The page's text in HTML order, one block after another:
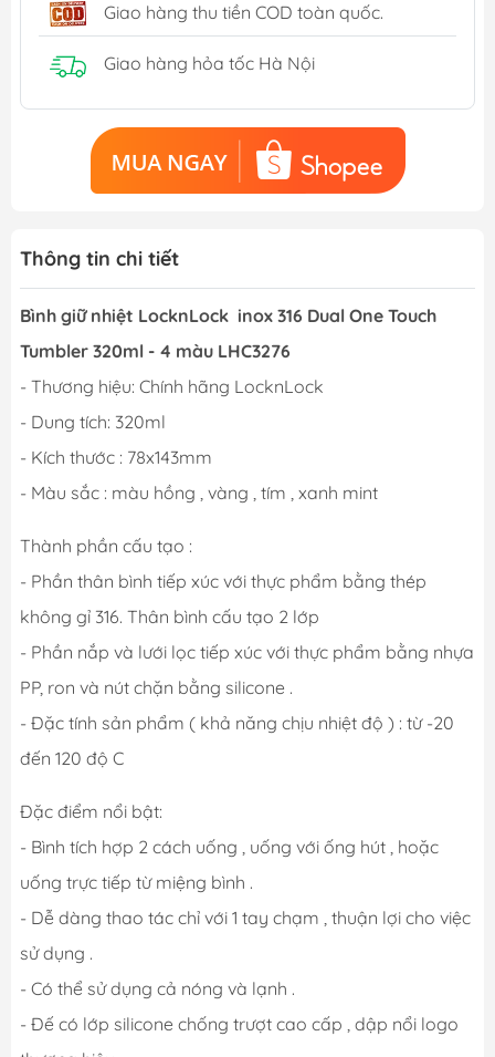
Giao hàng thu tiền COD toàn quốc.
Giao hàng hỏa tốc Hà Nội
Thông tin chi tiết
Bình giữ nhiệt LocknLock inox 316 Dual One Touch
Tumbler 320ml - 4 màu LHC3276
- Thương hiệu: Chính hãng LocknLock
- Dung tích: 320ml
- Kích thước : 78x143mm
- Màu sắc : màu hồng , vàng , tím , xanh mint
Thành phần cấu tạo :
- Phần thân bình tiếp xúc với thực phẩm bằng thép
không gỉ 316. Thân bình cấu tạo 2 lớp
- Phần nắp và lưới lọc tiếp xúc với thực phẩm bằng nhựa
PP, ron và nút chặn bằng silicone .
- Đặc tính sản phẩm ( khả năng chịu nhiệt độ ) : từ -20
đến 120 độ C
Đặc điểm nổi bật:
- Bình tích hợp 2 cách uống , uống với ống hút , hoặc
uống trực tiếp từ miệng bình .
- Dễ dàng thao tác chỉ với 1 tay chạm , thuận lợi cho việc
sử dụng .
- Có thể sử dụng cả nóng và lạnh .
- Đế có lớp silicone chống trượt cao cấp , dập nổi logo